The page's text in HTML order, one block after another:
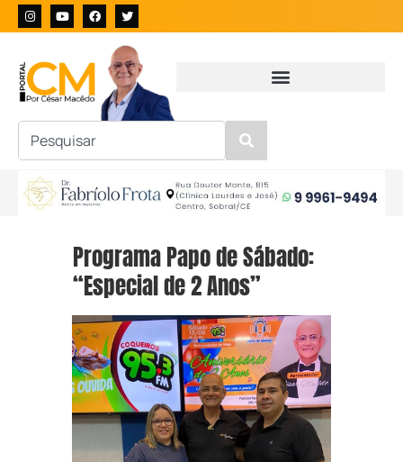
Programa Papo de Sábado:
“Especial de 2 Anos”